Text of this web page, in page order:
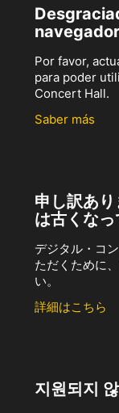
Por favor,
para poder
Concert Hall.
Saber más
申し訳あ
は古くな
デジタル・コ
ただくために
い。
詳細はこちら
지원되지